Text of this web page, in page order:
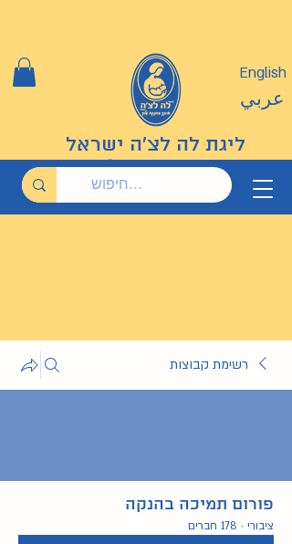
ליגת לה לצ'ה ישראל
English
عربي
רשימת קבוצות
פורום תמיכה בהנקה
ציבורי · 178 חברים